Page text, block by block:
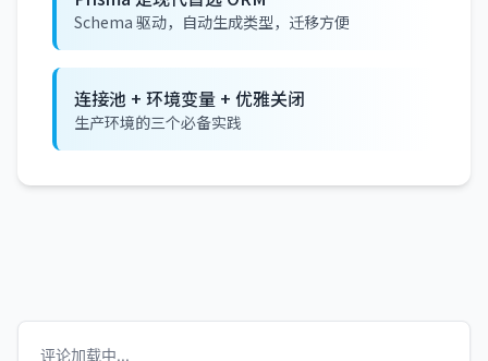
Schema 驱动，自动生成类型，迁移方便
连接池 + 环境变量 + 优雅关闭
生产环境的三个必备实践
评论加载中...